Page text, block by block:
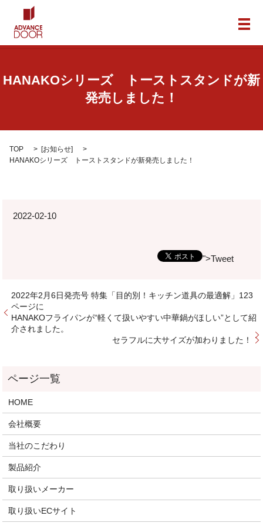
メ
HANAKOシリーズ トーストスタンドが新
発売しました！
TOP [お知らせ]
HANAKOシリーズ トーストスタンドが新発売しました！
2022-02-10
">Tweet
2022年2月6日発売号 特集「目的別！キッチン道具の最適解」123
ページに
HANAKOフライパンが“軽くて扱いやすい中華鍋がほしい”として紹
介されました。
セラフルに大サイズが加わりました！
HOME
会社概要
当社のこだわり
製品紹介
取り扱いメーカー
取り扱いECサイト